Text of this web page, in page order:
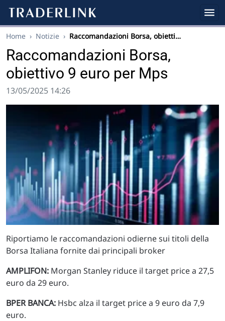
Home › Notizie › Raccomandazioni Borsa, obietti…
Raccomandazioni Borsa,
obiettivo 9 euro per Mps
13/05/2025 14:26
Riportiamo le raccomandazioni odierne sui titoli della
Borsa Italiana fornite dai principali broker
AMPLIFON: Morgan Stanley riduce il target price a 27,5
euro da 29 euro.
BPER BANCA: Hsbc alza il target price a 9 euro da 7,9
euro.